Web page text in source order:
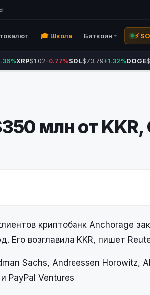
🎓 Школа Биткоин ⚡
XRP$1.02-0.77%SOL$73.79+1.32%DOGE
млн от KKR,
криптобанк Anchorage
Его возглавила KKR, пишет
Sachs, Andreessen Horowitz,
PayPal Ventures.